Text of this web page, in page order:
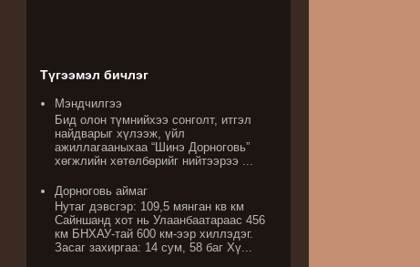
Түгээмэл бичлэг
Мэндчилгээ
Бид олон түмнийхээ сонголт, итгэл
найдварыг хүлээж, үйл
ажиллагааныхаа “Шинэ Дорноговь”
хөгжлийн хөтөлбөрийг нийтээрээ ...
Дорноговь аймаг
Нутаг дэвсгэр: 109,5 мянган кв км
Сайншанд хот нь Улаанбаатараас 456
км БНХАУ-тай 600 км-ээр хиллэдэг.
Засаг захиргаа: 14 сум, 58 баг Хү...